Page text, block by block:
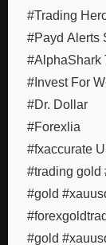
#Trading
#Payd Alerts
#AlphaShark
#Invest For
#Dr. Dollar
#Forexlia
#fxaccurate
#trading gold
#gold
#gold